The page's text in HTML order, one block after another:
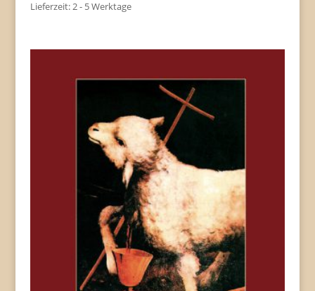
Lieferzeit:2 - 5 Werktage